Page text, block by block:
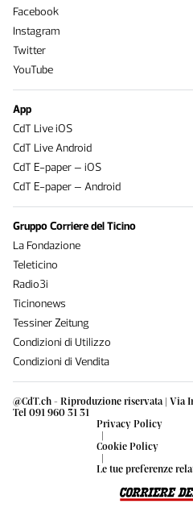
@CdT.ch - Riproduzione riservata | Via
Tel 091 960 31 31
Privacy Policy
|
Cookie Policy
|
Le tue preferenze
Facebook
Instagram
Twitter
YouTube
App
CdT Live iOS
CdT Live Android
CdT E-paper – iOS
CdT E-paper – Android
Gruppo Corriere del Ticino
La Fondazione
Teleticino
Radio3i
Ticinonews
Tessiner Zeitung
Condizioni di Utilizzo
Condizioni di Vendita